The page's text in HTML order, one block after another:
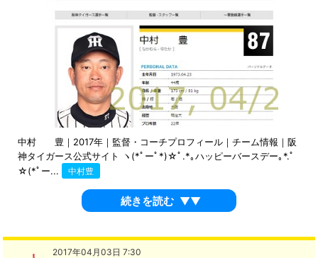
中村 豊｜2017年｜監督・コーチプロフィール｜チーム情報｜阪
神タイガース公式サイト ヽ(*ﾟーﾟ*)☆ﾟ.*｡ハッピーバースデー｡*.ﾟ
☆(*ﾟー...
中村豊
続きを読む ▼▼
2017年04月03日 7:30